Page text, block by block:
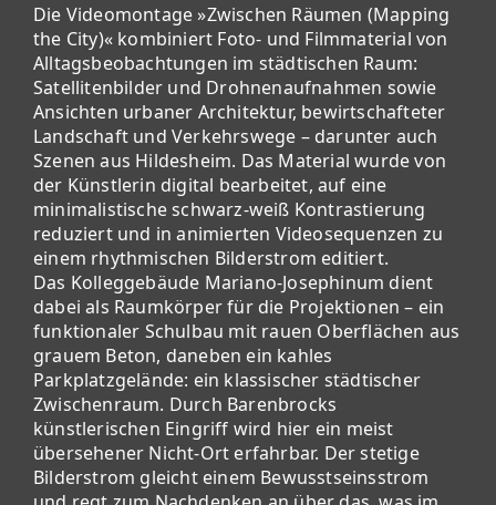
Die Videomontage »Zwischen Räumen (Mapping
the City)« kombiniert Foto- und Filmmaterial von
Alltagsbeobachtungen im städtischen Raum:
Satellitenbilder und Drohnenaufnahmen sowie
Ansichten urbaner Architektur, bewirtschafteter
Landschaft und Verkehrswege – darunter auch
Szenen aus Hildesheim. Das Material wurde von
der Künstlerin digital bearbeitet, auf eine
minimalistische schwarz-weiß Kontrastierung
reduziert und in animierten Videosequenzen zu
einem rhythmischen Bilderstrom editiert.
Das Kolleggebäude Mariano-Josephinum dient
dabei als Raumkörper für die Projektionen – ein
funktionaler Schulbau mit rauen Oberflächen aus
grauem Beton, daneben ein kahles
Parkplatzgelände: ein klassischer städtischer
Zwischenraum. Durch Barenbrocks
künstlerischen Eingriff wird hier ein meist
übersehener Nicht-Ort erfahrbar. Der stetige
Bilderstrom gleicht einem Bewusstseinsstrom